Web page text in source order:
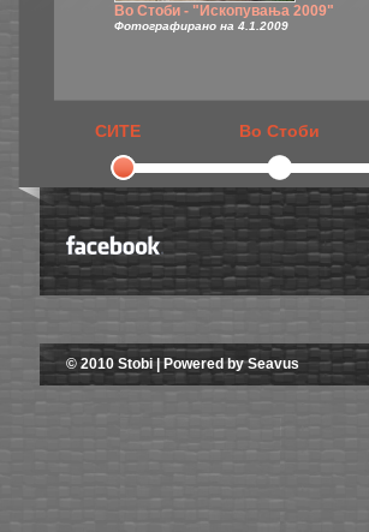
Во Стоби - "Ископувања 2009"
Фотографирано на 4.1.2009
СИТЕ Во Стоби
© 2010 Stobi | Powered by Seavus